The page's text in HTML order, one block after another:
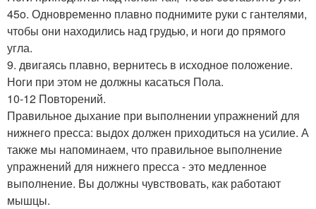
45o. Одновременно плавно поднимите руки с гантелями,
чтобы они находились над грудью, и ноги до прямого
угла.
9. двигаясь плавно, вернитесь в исходное положение.
Ноги при этом не должны касаться Пола.
10-12 Повторений.
Правильное дыхание при выполнении упражнений для
нижнего пресса: выдох должен приходиться на усилие. А
также мы напоминаем, что правильное выполнение
упражнений для нижнего пресса - это медленное
выполнение. Вы должны чувствовать, как работают
мышцы.